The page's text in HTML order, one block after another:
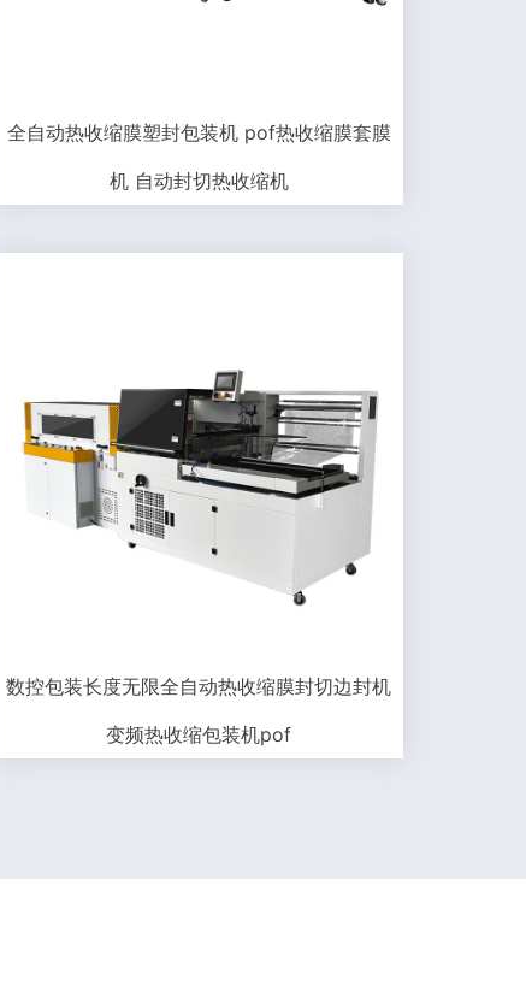
全自动热收缩膜塑封包装机 pof热收缩膜套膜
机 自动封切热收缩机
数控包装长度无限全自动热收缩膜封切边封机
变频热收缩包装机pof